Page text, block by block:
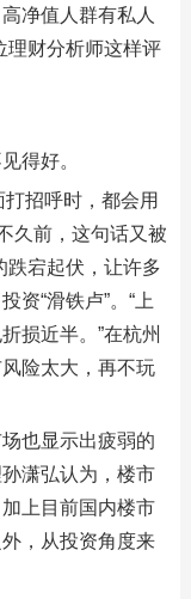
净值人群有私人
理财分析师这样评
得好。
打招呼时，都会用
久前，这句话又被
跌宕起伏，让许多
资“滑铁卢”。“上
损近半。”在杭州
险太大，再不玩
也显示出疲弱的
潇弘认为，楼市
上目前国内楼市
，从投资角度来